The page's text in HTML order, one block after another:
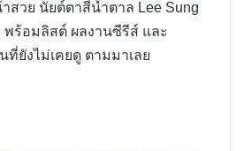
สวย นัยต์ตาสีน้ำตาล Lee Sung
พร้อมลิสต์ ผลงานซีรีส์ และ
ที่ยังไม่เคยดู ตามมาเลย